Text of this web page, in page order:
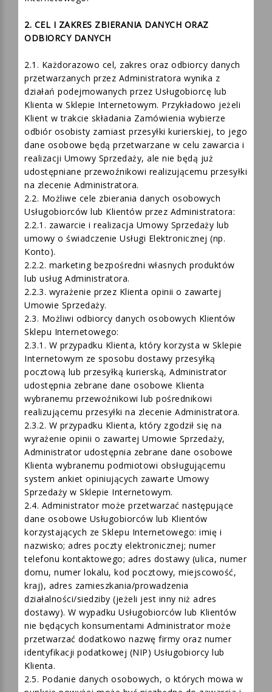
Internetowego.
ODBIORCY DANYCH
2.1. Każdorazowo cel, zakres oraz odbiorcy danych
przetwarzanych przez Administratora wynika z
działań podejmowanych przez Usługobiorcę lub
Klienta w Sklepie Internetowym. Przykładowo jeżeli
Klient w trakcie składania Zamówienia wybierze
odbiór osobisty zamiast przesyłki kurierskiej, to jego
dane osobowe będą przetwarzane w celu zawarcia i
realizacji Umowy Sprzedaży, ale nie będą już
udostępniane przewoźnikowi realizującemu przesyłki
na zlecenie Administratora.
2.2. Możliwe cele zbierania danych osobowych
Usługobiorców lub Klientów przez Administratora:
2.2.1. zawarcie i realizacja Umowy Sprzedaży lub
umowy o świadczenie Usługi Elektronicznej (np.
Konto).
2.2.2. marketing bezpośredni własnych produktów
lub usług Administratora.
2.2.3. wyrażenie przez Klienta opinii o zawartej
Umowie Sprzedaży.
2.3. Możliwi odbiorcy danych osobowych Klientów
Sklepu Internetowego:
2.3.1. W przypadku Klienta, który korzysta w Sklepie
Internetowym ze sposobu dostawy przesyłką
pocztową lub przesyłką kurierską, Administrator
udostępnia zebrane dane osobowe Klienta
wybranemu przewoźnikowi lub pośrednikowi
realizującemu przesyłki na zlecenie Administratora.
2.3.2. W przypadku Klienta, który zgodził się na
wyrażenie opinii o zawartej Umowie Sprzedaży,
Administrator udostępnia zebrane dane osobowe
Klienta wybranemu podmiotowi obsługującemu
system ankiet opiniujących zawarte Umowy
Sprzedaży w Sklepie Internetowym.
2.4. Administrator może przetwarzać następujące
dane osobowe Usługobiorców lub Klientów
korzystających ze Sklepu Internetowego: imię i
nazwisko; adres poczty elektronicznej; numer
telefonu kontaktowego; adres dostawy (ulica, numer
domu, numer lokalu, kod pocztowy, miejscowość,
kraj), adres zamieszkania/prowadzenia
działalności/siedziby (jeżeli jest inny niż adres
dostawy). W wypadku Usługobiorców lub Klientów
nie będących konsumentami Administrator może
przetwarzać dodatkowo nazwę firmy oraz numer
identyfikacji podatkowej (NIP) Usługobiorcy lub
Klienta.